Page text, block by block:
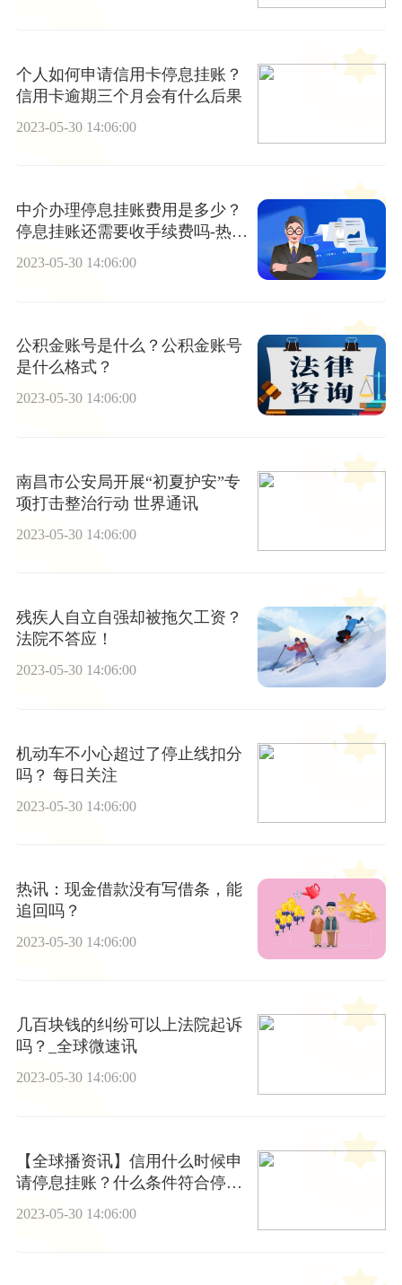
个人如何申请信用卡停息挂账？
信用卡逾期三个月会有什么后果
2023-05-30 14:06:00
中介办理停息挂账费用是多少？
停息挂账还需要收手续费吗-热推
荐
2023-05-30 14:06:00
公积金账号是什么？公积金账号
是什么格式？
2023-05-30 14:06:00
南昌市公安局开展“初夏护安”专
项打击整治行动 世界通讯
2023-05-30 14:06:00
残疾人自立自强却被拖欠工资？
法院不答应！
2023-05-30 14:06:00
机动车不小心超过了停止线扣分
吗？ 每日关注
2023-05-30 14:06:00
热讯：现金借款没有写借条，能
追回吗？
2023-05-30 14:06:00
几百块钱的纠纷可以上法院起诉
吗？_全球微速讯
2023-05-30 14:06:00
【全球播资讯】信用什么时候申
请停息挂账？什么条件符合停息
2023-05-30 14:06:00